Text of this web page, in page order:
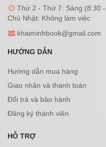
Thứ 2 - Thứ 7: Sáng (8:30
Chủ Nhật: Không làm việc
khaiminhbook@gmail.com
HƯỚNG DẪN
Hướng dẫn mua hàng
Giao nhận và thanh toán
Đổi trả và bảo hành
Đăng ký thành viên
HỖ TRỢ